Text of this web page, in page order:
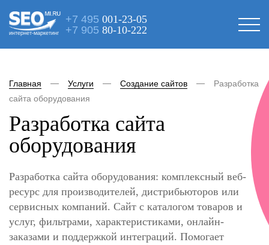
интернет-маркетинг
+7 495 001-23-05
+7 905 80-10-222
Главная Услуги Создание сайтов
Разработка
сайта оборудования
Разработка сайта
оборудования
Разработка сайта оборудования: комплексный веб-
ресурс для производителей, дистрибьюторов или
сервисных компаний. Сайт с каталогом товаров и
услуг, фильтрами, характеристиками, онлайн-
заказами и поддержкой интеграций. Помогает